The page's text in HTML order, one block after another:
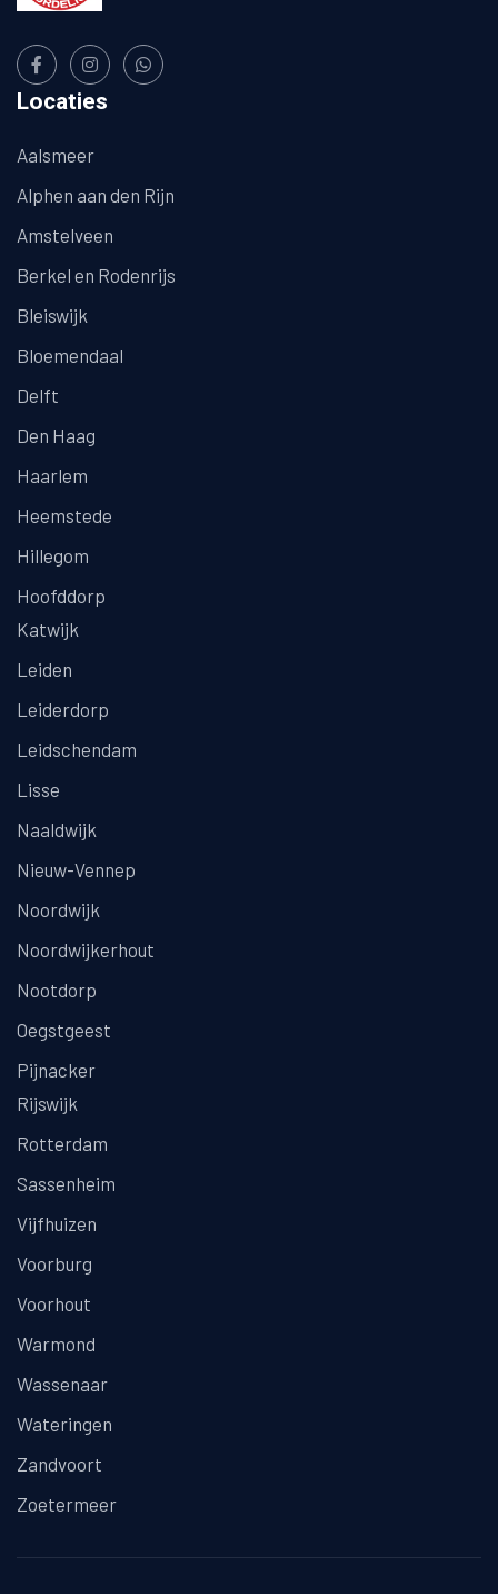
Locaties
Aalsmeer
Alphen aan den Rijn
Amstelveen
Berkel en Rodenrijs
Bleiswijk
Bloemendaal
Delft
Den Haag
Haarlem
Heemstede
Hillegom
Hoofddorp
Katwijk
Leiden
Leiderdorp
Leidschendam
Lisse
Naaldwijk
Nieuw-Vennep
Noordwijk
Noordwijkerhout
Nootdorp
Oegstgeest
Pijnacker
Rijswijk
Rotterdam
Sassenheim
Vijfhuizen
Voorburg
Voorhout
Warmond
Wassenaar
Wateringen
Zandvoort
Zoetermeer